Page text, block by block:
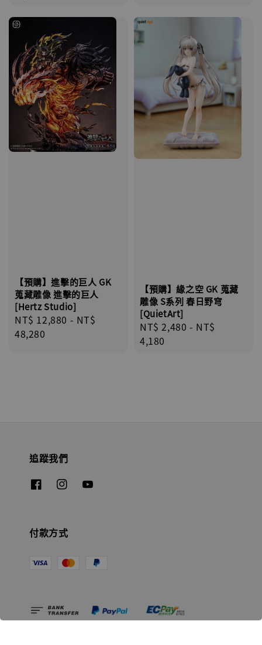
【預購】進擊的巨人 GK
蒐藏雕像 進擊的巨人
[Hertz Studio]
Regular
price
NT$ 12,880 - NT$
48,280
【預購】緣之空 GK 蒐藏
雕像 S系列 春日野穹
[QuietArt]
Regular
price
NT$ 2,480 - NT$
4,180
追蹤我們
付款方式